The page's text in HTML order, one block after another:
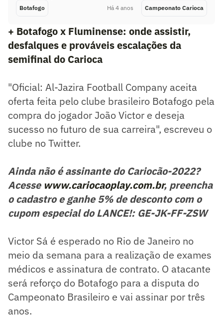
Botafogo Há 4 anos Campeonato Carioca
+ Botafogo x Fluminense: onde assistir,
desfalques e prováveis escalações da
semifinal do Carioca
"Oficial: Al-Jazira Football Company aceita
oferta feita pelo clube brasileiro Botafogo pela
compra do jogador João Victor e deseja
sucesso no futuro de sua carreira", escreveu o
clube no Twitter.
Ainda não é assinante do Cariocão-2022?
Acesse www.cariocaoplay.com.br, preencha
o cadastro e ganhe 5% de desconto com o
cupom especial do LANCE!: GE-JK-FF-ZSW
Victor Sá é esperado no Rio de Janeiro no
meio da semana para a realização de exames
médicos e assinatura de contrato. O atacante
será reforço do Botafogo para a disputa do
Campeonato Brasileiro e vai assinar por três
anos.